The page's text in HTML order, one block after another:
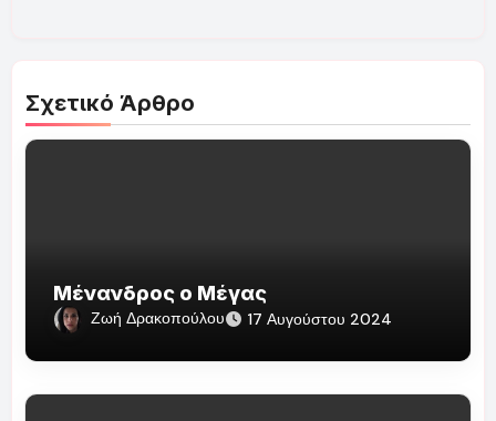
Σχετικό Άρθρο
Μένανδρος ο Μέγας
Ζωή Δρακοπούλου 17 Αυγούστου 2024